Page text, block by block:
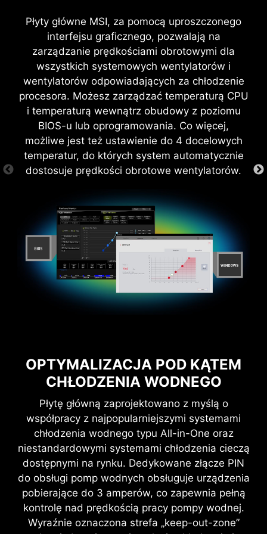
Płyty główne MSI, za pomocą uproszczonego
interfejsu graficznego, pozwalają na
zarządzanie prędkościami obrotowymi dla
wszystkich systemowych wentylatorów i
wentylatorów odpowiadających za chłodzenie
procesora. Możesz zarządzać temperaturą CPU
i temperaturą wewnątrz obudowy z poziomu
BIOS-u lub oprogramowania. Co więcej,
możliwe jest też ustawienie do 4 docelowych
temperatur, do których system automatycznie
dostosuje prędkości obrotowe wentylatorów.
OPTYMALIZACJA POD KĄTEM
CHŁODZENIA WODNEGO
Płytę główną zaprojektowano z myślą o
współpracy z najpopularniejszymi systemami
chłodzenia wodnego typu All-in-One oraz
niestandardowymi systemami chłodzenia cieczą
dostępnymi na rynku. Dedykowane złącze PIN
do obsługi pomp wodnych obsługuje urządzenia
pobierające do 3 amperów, co zapewnia pełną
kontrolę nad prędkością pracy pompy wodnej.
Wyraźnie oznaczona strefa „keep-out-zone”
ZOPTYMALIZOWANA
KONSTRUKCJA PŁYTKI
DRUKOWANEJ
Konstrukcja płytki drukowanej została
zoptymalizowana pod kątem większej
szerokości pasma i szybkości transferu, co
wpływa również korzystnie na niezawodną
transmisję w obwodach.
6-warstwowa płytka drukowana
2 uncje rozmieszczonej warstwowo
miedzi
FUNKCJE WPŁYWAJĄCE NA
WYDAJNOŚĆ
wydostający się na zewnątrz szum
promieniowania elektromagnetycznego, który
generowany jest przez podzespoły systemu.
Oprócz tego, w porównaniu z tradycyjnymi
osłonami, konstrukcja zastosowanej tu osłony
złączy We/Wy jest znacznie trwalsza.
* Ilustracja ma charakter poglądowy. Więcej
szczegółów można znaleźć na stronie specyfikacji
produktu.
ZASILANIA
Struktura uziemienia faz zasilania jest
wyjątkową konstrukcją MSI. Ten opatentowany
system pozwala na tłumienie zakłóceń
elektromagnetycznych (EMI) generowanych
przez fazy zasilania i pomaga skutecznie
odprowadzać ciepło do miedzianej warstwy o
właściwościach uziemiających.